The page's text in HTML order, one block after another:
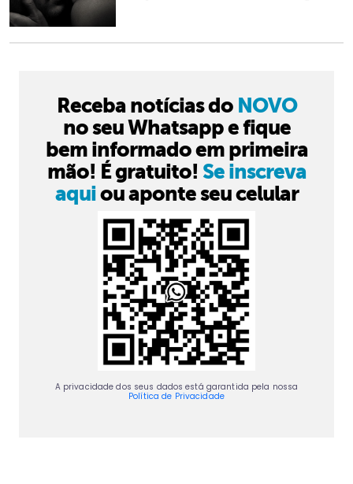
Receba notícias do NOVO
no seu Whatsapp e fique
bem informado em primeira
mão! É gratuito! Se inscreva
aquiou aponte seu celular
A privacidade dos seus dados está garantida pela nossa
Política de Privacidade